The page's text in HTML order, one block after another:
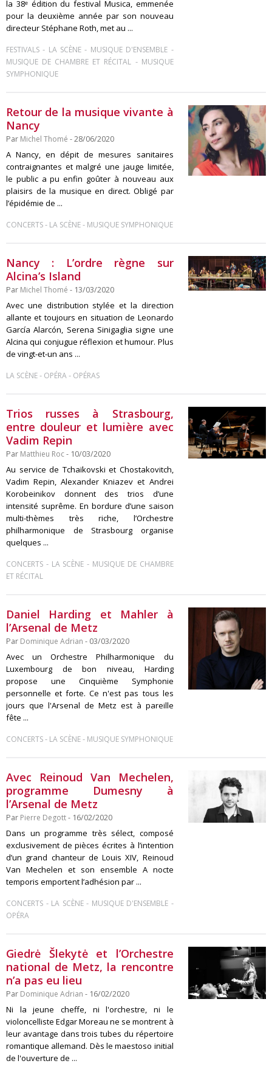
la 38ᵉ édition du festival Musica, emmenée
pour la deuxième année par son nouveau
directeur Stéphane Roth, met au ...
FESTIVALS - LA SCÈNE - MUSIQUE D'ENSEMBLE -
MUSIQUE DE CHAMBRE ET RÉCITAL - MUSIQUE
SYMPHONIQUE
Retour de la musique vivante à
Nancy
Par Michel Thomé - 28/06/2020
A Nancy, en dépit de mesures sanitaires
contraignantes et malgré une jauge limitée,
le public a pu enfin goûter à nouveau aux
plaisirs de la musique en direct. Obligé par
l’épidémie de ...
CONCERTS- LA SCÈNE- MUSIQUE SYMPHONIQUE
Nancy : L’ordre règne sur
Alcina’s Island
Par Michel Thomé - 13/03/2020
Avec une distribution stylée et la direction
allante et toujours en situation de Leonardo
García Alarcón, Serena Sinigaglia signe une
Alcina qui conjugue réflexion et humour. Plus
de vingt-et-un ans ...
LA SCÈNE- OPÉRA- OPÉRAS
Trios russes à Strasbourg,
entre douleur et lumière avec
Vadim Repin
Par Matthieu Roc- 10/03/2020
Au service de Tchaïkovski et Chostakovitch,
Vadim Repin, Alexander Kniazev et Andrei
Korobeinikov donnent des trios d’une
intensité suprême. En bordure d’une saison
multi-thèmes très riche, l’Orchestre
philharmonique de Strasbourg organise
quelques ...
CONCERTS - LA SCÈNE - MUSIQUE DE CHAMBRE
ET RÉCITAL
Daniel Harding et Mahler à
l’Arsenal de Metz
Par Dominique Adrian - 03/03/2020
Avec un Orchestre Philharmonique du
Luxembourg de bon niveau, Harding
propose une Cinquième Symphonie
personnelle et forte. Ce n'est pas tous les
jours que l'Arsenal de Metz est à pareille
fête ...
CONCERTS- LA SCÈNE- MUSIQUE SYMPHONIQUE
Avec Reinoud Van Mechelen,
programme Dumesny à
l’Arsenal de Metz
Par Pierre Degott- 16/02/2020
Dans un programme très sélect, composé
exclusivement de pièces écrites à l’intention
d’un grand chanteur de Louis XIV, Reinoud
Van Mechelen et son ensemble A nocte
temporis emportent l’adhésion par ...
CONCERTS - LA SCÈNE- MUSIQUE D'ENSEMBLE -
OPÉRA
Giedrė Šlekytė et l’Orchestre
national de Metz, la rencontre
n’a pas eu lieu
Par Dominique Adrian - 16/02/2020
Ni la jeune cheffe, ni l'orchestre, ni le
violoncelliste Edgar Moreau ne se montrent à
leur avantage dans trois tubes du répertoire
romantique allemand. Dès le maestoso initial
de l'ouverture de ...